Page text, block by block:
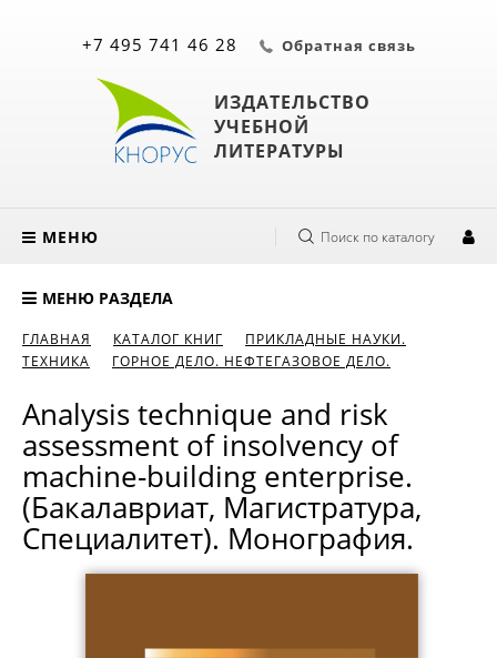
ИЗДАТЕЛЬСТВО
УЧЕБНОЙ
ЛИТЕРАТУРЫ
+7 495 741 46 28 Обратная связь
МЕНЮ Поиск по каталогу
МЕНЮ РАЗДЕЛА
ГЛАВНАЯ КАТАЛОГ КНИГ
ПРИКЛАДНЫЕ НАУКИ.
ТЕХНИКА
ГОРНОЕ ДЕЛО. НЕФТЕГАЗОВОЕ ДЕЛО.
Analysis technique and risk
assessment of insolvency of
machine-building enterprise.
(Бакалавриат, Магистратура,
Специалитет). Монография.